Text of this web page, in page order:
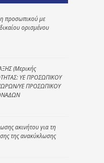
προσωπικού με
ορισμένου
(Μερικής
ΥΕ ΠΡΟΣΩΠΙΚΟΥ
ΥΕ ΠΡΟΣΩΠΙΚΟΥ
ακινήτου για τη
της ανακύκλωσης